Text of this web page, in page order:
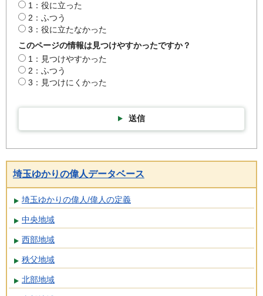
1：役に立った
2：ふつう
3：役に立たなかった
このページの情報は見つけやすかったですか？
1：見つけやすかった
2：ふつう
3：見つけにくかった
送信
埼玉ゆかりの偉人データベース
埼玉ゆかりの偉人/偉人の定義
中央地域
西部地域
秩父地域
北部地域